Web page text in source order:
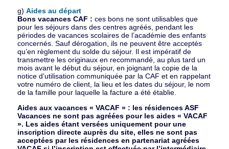
g) Aides au départ
Bons vacances CAF : ces bons ne sont utilisables que
pour les séjours dans des centres agréés, pendant les
périodes de vacances scolaires de l’académie des enfants
concernés. Sauf dérogation, ils ne peuvent être acceptés
qu’en règlement du solde du séjour. Il est impératif de
transmettre les originaux en recommandé, au plus tard un
mois avant le début du séjour, en joignant la copie de la
notice d’utilisation communiquée par la CAF et en rappelant
votre numéro de client, la lieu et les dates du séjour, le nom
de la famille pour laquelle la facture a été établie.
Aides aux vacances « VACAF » : les résidences ASF
Vacances ne sont pas agréées pour les aides « VACAF
». Les aides étant versées uniquement pour une
inscription directe auprès du site, elles ne sont pas
acceptées par les résidences en partenariat agréées